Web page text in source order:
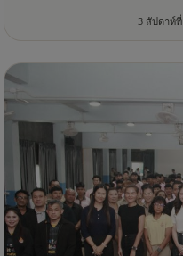
3 สัปดาห์